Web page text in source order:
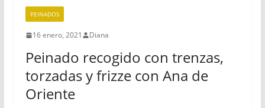
PEINADOS
16 enero, 2021 Diana
Peinado recogido con trenzas,
torzadas y frizze con Ana de
Oriente